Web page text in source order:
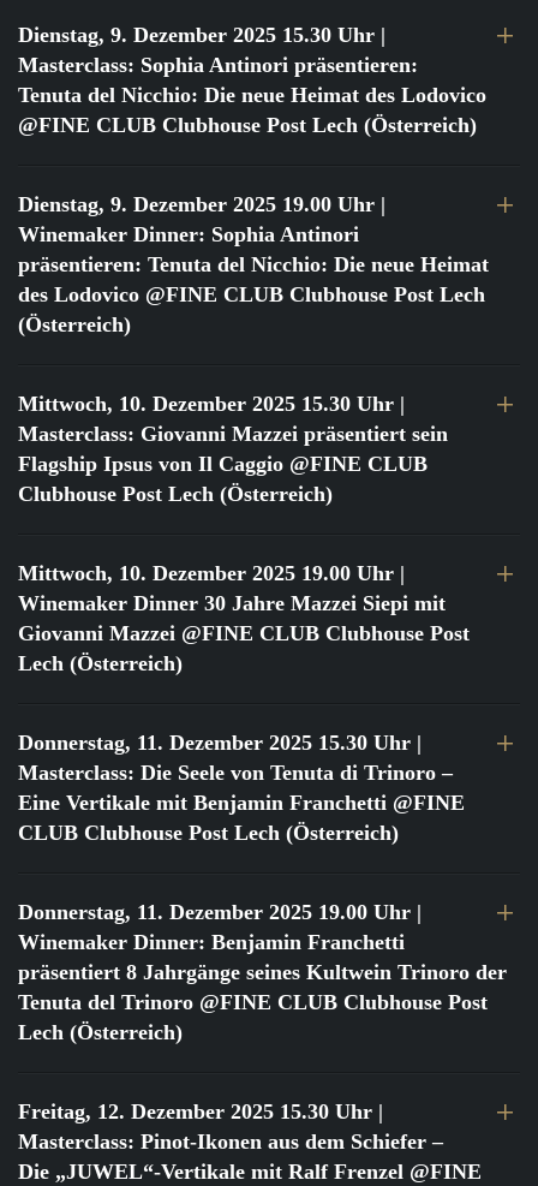
Dienstag, 9. Dezember 2025 15.30 Uhr |
Masterclass: Sophia Antinori präsentieren:
Tenuta del Nicchio: Die neue Heimat des Lodovico
@FINE CLUB Clubhouse Post Lech (Österreich)
Dienstag, 9. Dezember 2025 19.00 Uhr |
Winemaker Dinner: Sophia Antinori
präsentieren: Tenuta del Nicchio: Die neue Heimat
des Lodovico @FINE CLUB Clubhouse Post Lech
(Österreich)
Mittwoch, 10. Dezember 2025 15.30 Uhr |
Masterclass: Giovanni Mazzei präsentiert sein
Flagship Ipsus von Il Caggio @FINE CLUB
Clubhouse Post Lech (Österreich)
Mittwoch, 10. Dezember 2025 19.00 Uhr |
Winemaker Dinner 30 Jahre Mazzei Siepi mit
Giovanni Mazzei @FINE CLUB Clubhouse Post
Lech (Österreich)
Donnerstag, 11. Dezember 2025 15.30 Uhr |
Masterclass: Die Seele von Tenuta di Trinoro –
Eine Vertikale mit Benjamin Franchetti @FINE
CLUB Clubhouse Post Lech (Österreich)
Donnerstag, 11. Dezember 2025 19.00 Uhr |
Winemaker Dinner: Benjamin Franchetti
präsentiert 8 Jahrgänge seines Kultwein Trinoro der
Tenuta del Trinoro @FINE CLUB Clubhouse Post
Lech (Österreich)
Freitag, 12. Dezember 2025 15.30 Uhr |
Masterclass: Pinot-Ikonen aus dem Schiefer –
Die „JUWEL“-Vertikale mit Ralf Frenzel @FINE